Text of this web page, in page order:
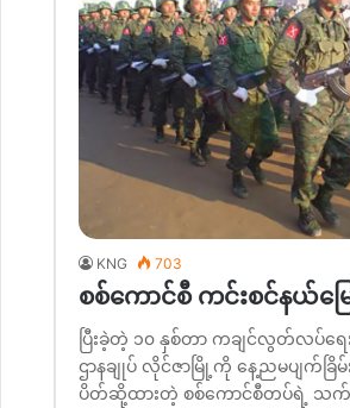
KNG 703
စစ်ကောင်စီ ကင်းစင်နယ်မြ
ပြီးခဲ့တဲ့ ၁၀ နှစ်တာ ကချင်လွတ်လပ်ရ
ဌာနချုပ် လိုင်ဇာမြို့ကို နေ့ညမပျက်ခြိမ်း
ပိတ်ဆို့ထားတဲ့ စစ်ကောင်စီတပ်ရဲ့ သက်